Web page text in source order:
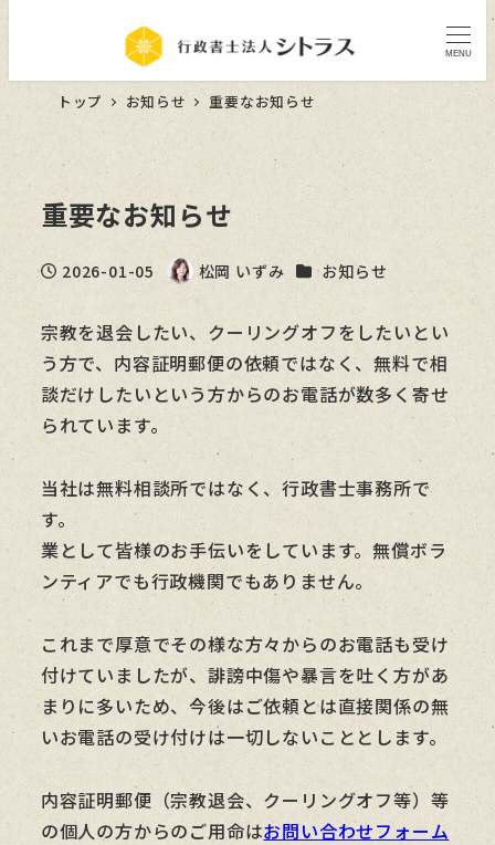
MENU
トップ お知らせ 重要なお知らせ
重要なお知らせ
投稿日
2026-01-05
著
松岡 いずみ カテゴリー
お知らせ
宗教を退会したい、クーリングオフをしたいとい
う方で、内容証明郵便の依頼ではなく、無料で相
談だけしたいという方からのお電話が数多く寄せ
られています。
当社は無料相談所ではなく、行政書士事務所で
す。
業として皆様のお手伝いをしています。無償ボラ
ンティアでも行政機関でもありません。
これまで厚意でその様な方々からのお電話も受け
付けていましたが、誹謗中傷や暴言を吐く方があ
まりに多いため、今後はご依頼とは直接関係の無
いお電話の受け付けは一切しないこととします。
内容証明郵便（宗教退会、クーリングオフ等）等
の個人の方からのご用命はお問い合わせフォーム